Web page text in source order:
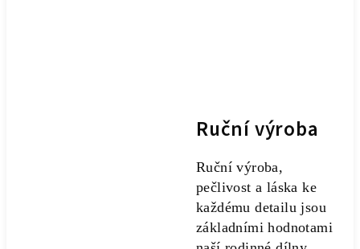
Ruční výroba
Ruční výroba,
pečlivost a láska ke
každému detailu jsou
základními hodnotami